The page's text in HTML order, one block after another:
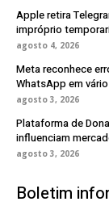
Apple retira
impróprio
agosto 4, 2026
Meta reconhece
WhatsApp em
agosto 3, 2026
Plataforma de
influenciam
agosto 3, 2026
Boletim